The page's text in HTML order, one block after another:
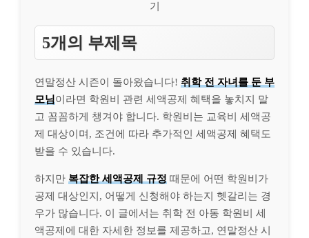
기
5개의 부제목
연말정산 시즌이 돌아왔습니다! 취학 전 자녀를 둔 부
모님이라면 학원비 관련 세액공제 혜택을 놓치지 말
고 꼼꼼하게 챙겨야 합니다. 학원비는 교육비 세액공
제 대상이며, 조건에 따라 추가적인 세액공제 혜택도
받을 수 있습니다.
하지만 복잡한 세액공제 규정 때문에 어떤 학원비가
공제 대상인지, 어떻게 신청해야 하는지 헷갈리는 경
우가 많습니다. 이 글에서는 취학 전 아동 학원비 세
액공제에 대한 자세한 정보를 제공하고, 연말정산 시